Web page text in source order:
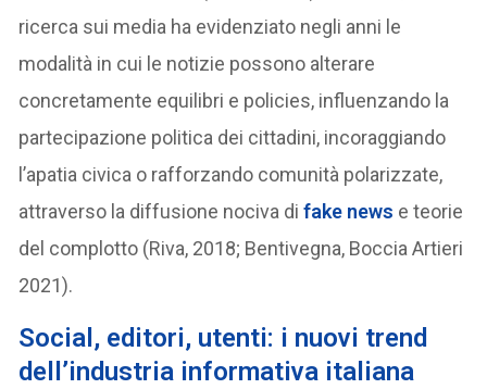
ricerca sui media ha evidenziato negli anni le
modalità in cui le notizie possono alterare
concretamente equilibri e policies, influenzando la
partecipazione politica dei cittadini, incoraggiando
l’apatia civica o rafforzando comunità polarizzate,
attraverso la diffusione nociva difake news e teorie
del complotto (Riva, 2018; Bentivegna, Boccia Artieri
2021).
Social, editori, utenti: i nuovi trend
dell’industria informativa italiana